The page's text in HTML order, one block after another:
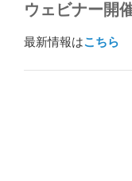
ウェビナー開
最新情報はこちら